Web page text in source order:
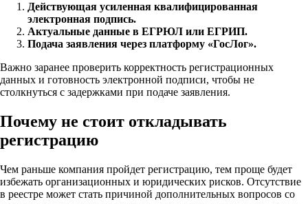
Действующая усиленная квалифицированная
электронная подпись.
Актуальные данные в ЕГРЮЛ или ЕГРИП.
Подача заявления через платформу «ГосЛог».
Важно заранее проверить корректность регистрационных
данных и готовность электронной подписи, чтобы не
столкнуться с задержками при подаче заявления.
Почему не стоит откладывать
регистрацию
Чем раньше компания пройдет регистрацию, тем проще будет
избежать организационных и юридических рисков. Отсутствие
в реестре может стать причиной дополнительных вопросов со